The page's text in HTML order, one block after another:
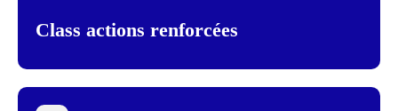
Class actions renforcées